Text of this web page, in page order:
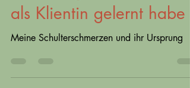
kinesiologischen Balance
als Klientin gelernt habe